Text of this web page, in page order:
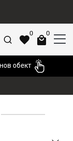
0 0
обект